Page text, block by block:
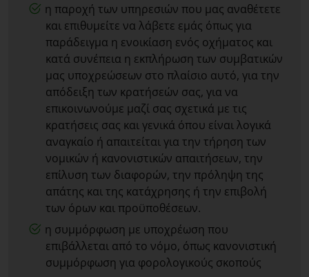
η παροχή των υπηρεσιών που μας αναθέτετε
και επιθυμείτε να λάβετε εμάς όπως για
παράδειγμα η ενοικίαση ενός οχήματος και
κατά συνέπεια η εκπλήρωση των συμβατικών
μας υποχρεώσεων στο πλαίσιο αυτό, για την
απόδειξη των κρατήσεών σας, για να
επικοινωνούμε μαζί σας σχετικά με τις
κρατήσεις σας και γενικά όπου είναι λογικά
αναγκαίο ή απαιτείται για την τήρηση των
νομικών ή κανονιστικών απαιτήσεων, την
επίλυση των διαφορών, την πρόληψη της
απάτης και της κατάχρησης ή την επιβολή
των όρων και προϋποθέσεων.
η συμμόρφωση με υποχρέωση που
επιβάλλεται από το νόμο, όπως κανονιστική
συμμόρφωση για φορολογικούς σκοπούς